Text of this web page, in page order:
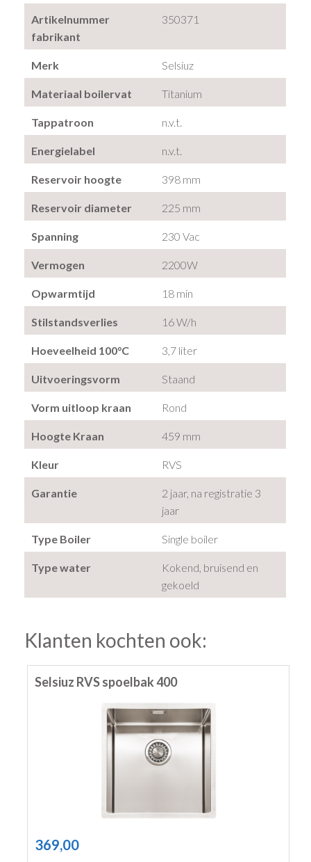
Artikelnummer
fabrikant
350371
Merk Selsiuz
Materiaal boilervat Titanium
Tappatroon n.v.t.
Energielabel n.v.t.
Reservoir hoogte 398 mm
Reservoir diameter 225 mm
Spanning 230 Vac
Vermogen 2200W
Opwarmtijd 18 min
Stilstandsverlies 16 W/h
Hoeveelheid 100°C 3,7 liter
Uitvoeringsvorm Staand
Vorm uitloop kraan Rond
Hoogte Kraan 459 mm
Kleur RVS
Garantie
2 jaar, na registratie 3
jaar
Type Boiler Single boiler
Type water
Kokend, bruisend en
gekoeld
Klanten kochten ook:
Selsiuz RVS spoelbak 400
369,00